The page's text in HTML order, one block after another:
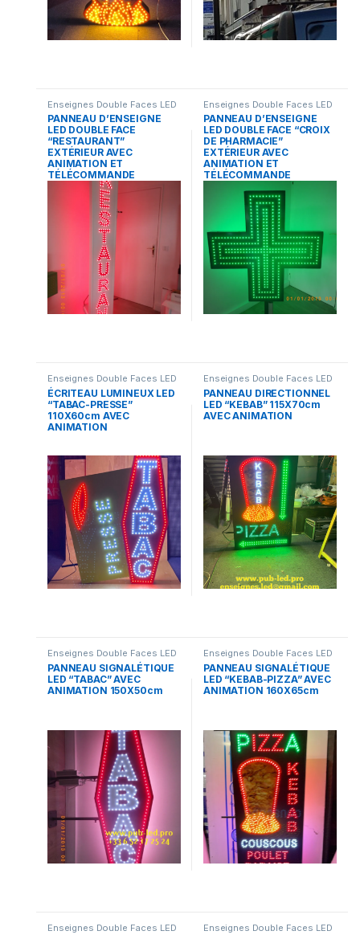
Enseignes Double Faces LED
PANNEAU D’ENSEIGNE
LED DOUBLE FACE
“RESTAURANT”
EXTÉRIEUR AVEC
ANIMATION ET
TÉLÉCOMMANDE
200X40CM
Enseignes Double Faces LED
PANNEAU D’ENSEIGNE
LED DOUBLE FACE “CROIX
DE PHARMACIE”
EXTÉRIEUR AVEC
ANIMATION ET
TÉLÉCOMMANDE
Enseignes Double Faces LED
ÉCRITEAU LUMINEUX LED
“TABAC-PRESSE”
110X60cm AVEC
ANIMATION
Enseignes Double Faces LED
PANNEAU DIRECTIONNEL
LED “KEBAB” 115X70cm
AVEC ANIMATION
Enseignes Double Faces LED
PANNEAU SIGNALÉTIQUE
LED “TABAC” AVEC
ANIMATION 150X50cm
Enseignes Double Faces LED
PANNEAU SIGNALÉTIQUE
LED “KEBAB-PIZZA” AVEC
ANIMATION 160X65cm
Enseignes Double Faces LED Enseignes Double Faces LED